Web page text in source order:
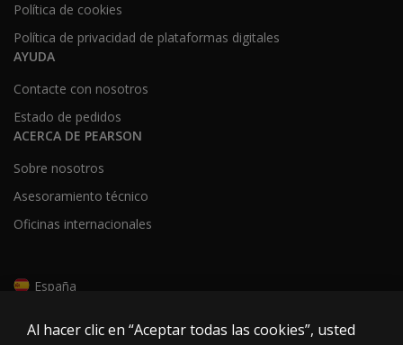
Política de cookies
Política de privacidad de plataformas digitales
AYUDA
Contacte con nosotros
Estado de pedidos
ACERCA DE PEARSON
Sobre nosotros
Asesoramiento técnico
Oficinas internacionales
España
Al hacer clic en “Aceptar todas las cookies”, usted